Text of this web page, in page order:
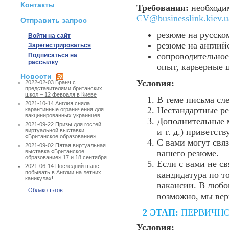
Контакты
Отправить запрос
Войти на сайт
Зарегистрироваться
Подписаться на
рассылку
Новости
2022-02-03 Бранч с
представителями британских
школ – 12 февраля в Киеве
2021-10-14 Англия сняла
карантинные ограничения для
вакцинированных украинцев
2021-09-22 Призы для гостей
виртуальной выставки
«Британское образование»
2021-09-02 Пятая виртуальная
выставка «Британское
образование» 17 и 18 сентября
2021-06-14 Последний шанс
побывать в Англии на летних
каникулах!
Облако тэгов
Требования:
резюме на
резюме на
опыт, карьерные
Условия:
В теме письма
Нестандартные
Дополнительные
и т. д.)
С вами могут
вашего резюме.
Если с вами не
кандидатура по
вакансии. В
возможно, мы
2 ЭТАП:
Условия: